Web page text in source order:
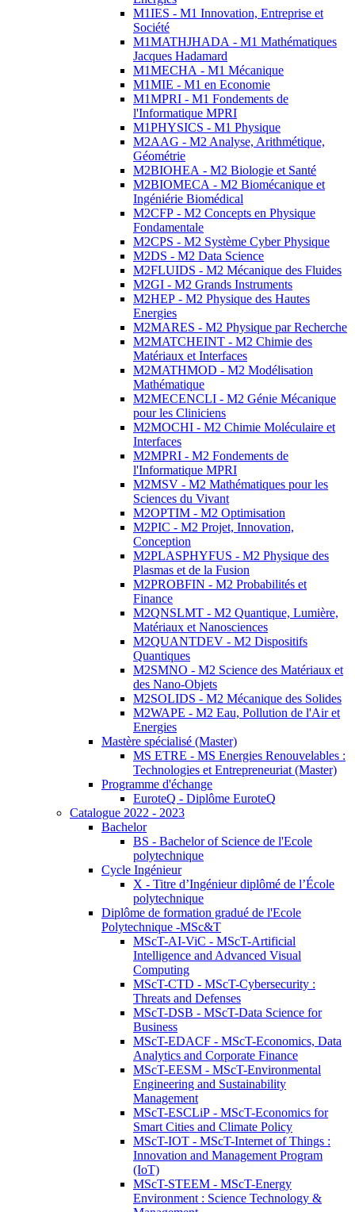
M1IES - M1 Innovation, Entreprise et
Société
M1MATHJHADA - M1 Mathématiques
Jacques Hadamard
M1MECHA - M1 Mécanique
M1MIE - M1 en Economie
M1MPRI - M1 Fondements de
l'Informatique MPRI
M1PHYSICS - M1 Physique
M2AAG - M2 Analyse, Arithmétique,
Géométrie
M2BIOHEA - M2 Biologie et Santé
M2BIOMECA - M2 Biomécanique et
Ingéniérie Biomédical
M2CFP - M2 Concepts en Physique
Fondamentale
M2CPS - M2 Système Cyber Physique
M2DS - M2 Data Science
M2FLUIDS - M2 Mécanique des Fluides
M2GI - M2 Grands Instruments
M2HEP - M2 Physique des Hautes
Energies
M2MARES - M2 Physique par Recherche
M2MATCHEINT - M2 Chimie des
Matériaux et Interfaces
M2MATHMOD - M2 Modélisation
Mathématique
M2MECENCLI - M2 Génie Mécanique
pour les Cliniciens
M2MOCHI - M2 Chimie Moléculaire et
Interfaces
M2MPRI - M2 Fondements de
l'Informatique MPRI
M2MSV - M2 Mathématiques pour les
Sciences du Vivant
M2OPTIM - M2 Optimisation
M2PIC - M2 Projet, Innovation,
Conception
M2PLASPHYFUS - M2 Physique des
Plasmas et de la Fusion
M2PROBFIN - M2 Probabilités et
Finance
M2QNSLMT - M2 Quantique, Lumière,
Matériaux et Nanosciences
M2QUANTDEV - M2 Dispositifs
Quantiques
M2SMNO - M2 Science des Matériaux et
des Nano-Objets
M2SOLIDS - M2 Mécanique des Solides
M2WAPE - M2 Eau, Pollution de l'Air et
Energies
Mastère spécialisé (Master)
MS ETRE - MS Energies Renouvelables :
Technologies et Entrepreneuriat (Master)
Programme d'échange
EuroteQ - Diplôme EuroteQ
Catalogue 2022 - 2023
Bachelor
BS - Bachelor of Science de l'Ecole
polytechnique
Cycle Ingénieur
X - Titre d’Ingénieur diplômé de l’École
polytechnique
Diplôme de formation gradué de l'Ecole
Polytechnique -MSc&T
MScT-AI-ViC - MScT-Artificial
Intelligence and Advanced Visual
Computing
MScT-CTD - MScT-Cybersecurity :
Threats and Defenses
MScT-DSB - MScT-Data Science for
Business
MScT-EDACF - MScT-Economics, Data
Analytics and Corporate Finance
MScT-EESM - MScT-Environmental
Engineering and Sustainability
Management
MScT-ESCLiP - MScT-Economics for
Smart Cities and Climate Policy
MScT-IOT - MScT-Internet of Things :
Innovation and Management Program
(IoT)
MScT-STEEM - MScT-Energy
Environment : Science Technology &